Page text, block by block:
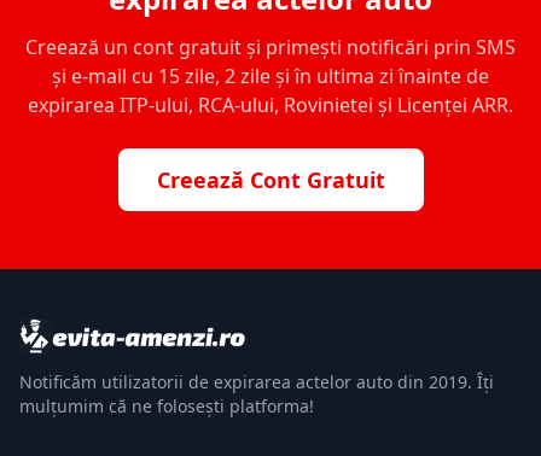
Creează un cont gratuit și primești notificări prin SMS
și e-mail cu 15 zile, 2 zile și în ultima zi înainte de
expirarea ITP-ului, RCA-ului, Rovinietei și Licenței ARR.
Creează Cont Gratuit
Notificăm utilizatorii de expirarea actelor auto din 2019. Îți
mulțumim că ne folosești platforma!